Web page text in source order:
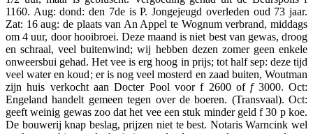
1160. Aug: dond: den 7de is P. Jongejeugd overleden oud 73 jaar.
Zat: 16 aug: de plaats van An Appel te Wognum verbrand, middags
om 4 uur, door hooibroei. Deze maand is niet best van gewas, droog
en schraal, veel buitenwind; wij hebben dezen zomer geen enkele
onweersbui gehad. Het vee is erg hoog in prijs; tot half sep: deze tijd
veel water en koud; er is nog veel mosterd en zaad buiten, Woutman
zijn huis verkocht aan Docter Pool voor f 2600 off 3000. Oct:
Engeland handelt gemeen tegen over de boeren. (Transvaal). Oct:
geeft weinig gewas zoo dat het vee een stuk minder geld f 30 p koe.
De bouwerij knap beslag, prijzen niet te best. Notaris Warncink wel